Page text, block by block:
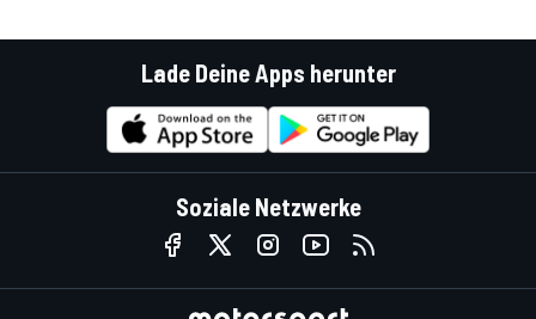
Lade Deine Apps herunter
Soziale Netzwerke